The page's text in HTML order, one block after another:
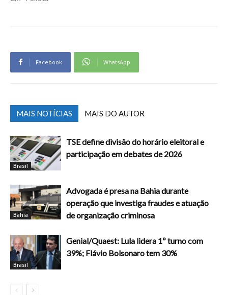
Facebook WhatsApp
MAIS NOTÍCIAS MAIS DO AUTOR
Brasil
TSE define divisão do horário eleitoral e
participação em debates de 2026
Bahia
Advogada é presa na Bahia durante
operação que investiga fraudes e atuação
de organização criminosa
Brasil
Genial/Quaest: Lula lidera 1º turno com
39%; Flávio Bolsonaro tem 30%